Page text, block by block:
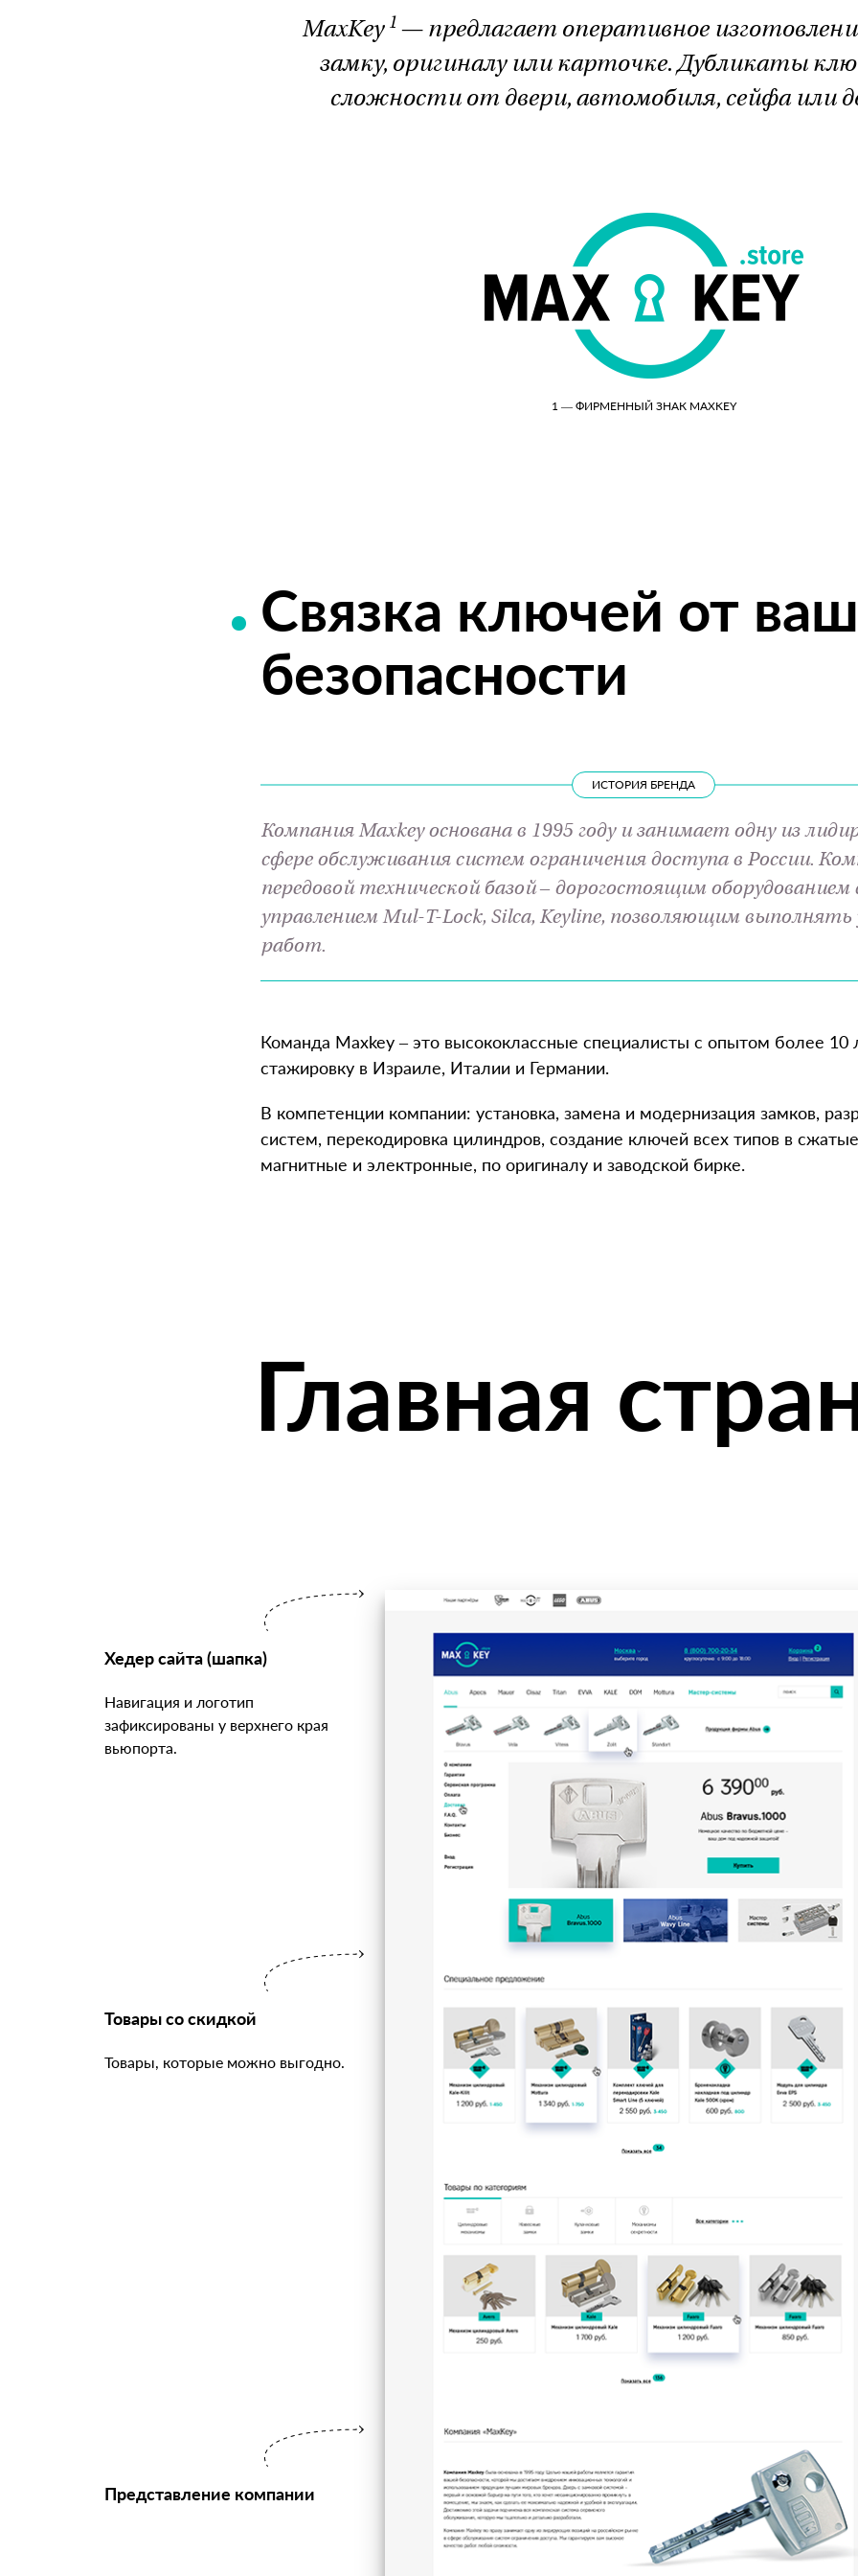
MaxKey 1 — предлагает оперативное
замку, оригиналу или карточке. Дубликаты
сложности от двери, автомобиля, сейфа или
1 — ФИРМЕННЫЙ ЗНАК MAXKEY
Связка ключей от
безопасности
ИСТОРИЯ БРЕНДА
Компания Maxkey основана в 1995 году и занимает одну из
сфере обслуживания систем ограничения доступа в России.
передовой технической базой – дорогостоящим
управлением Mul-T-Lock, Silca, Keyline, позволяющим
работ.
Команда Maxkey – это высококлассные специалисты с опытом более
стажировку в Израиле, Италии и Германии.
В компетенции компании: установка, замена и модернизация замков,
систем, перекодировка цилиндров, создание ключей всех типов в
магнитные и электронные, по оригиналу и заводской бирке.
Главная
Хедер сайта (шапка)
Навигация и логотип
зафиксированы у верхнего края
вьюпорта.
Товары со скидкой
Товары, которые можно выгодно.
Представление компании